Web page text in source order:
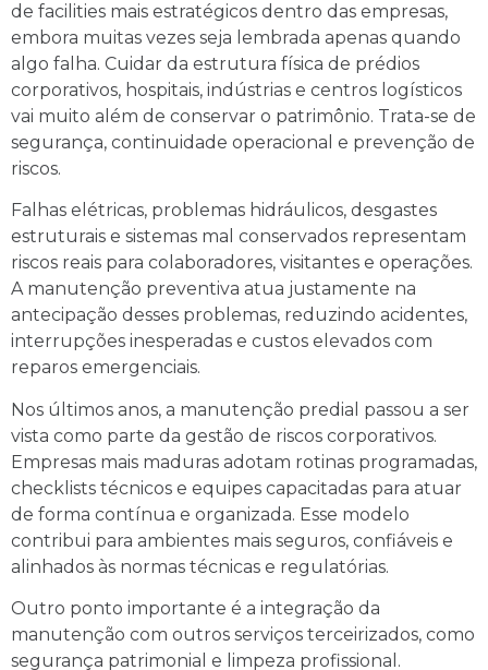
de facilities mais estratégicos dentro das empresas,
embora muitas vezes seja lembrada apenas quando
algo falha. Cuidar da estrutura física de prédios
corporativos, hospitais, indústrias e centros logísticos
vai muito além de conservar o patrimônio. Trata-se de
segurança, continuidade operacional e prevenção de
riscos.
Falhas elétricas, problemas hidráulicos, desgastes
estruturais e sistemas mal conservados representam
riscos reais para colaboradores, visitantes e operações.
A manutenção preventiva atua justamente na
antecipação desses problemas, reduzindo acidentes,
interrupções inesperadas e custos elevados com
reparos emergenciais.
Nos últimos anos, a manutenção predial passou a ser
vista como parte da gestão de riscos corporativos.
Empresas mais maduras adotam rotinas programadas,
checklists técnicos e equipes capacitadas para atuar
de forma contínua e organizada. Esse modelo
contribui para ambientes mais seguros, confiáveis e
alinhados às normas técnicas e regulatórias.
Outro ponto importante é a integração da
manutenção com outros serviços terceirizados, como
segurança patrimonial e limpeza profissional.